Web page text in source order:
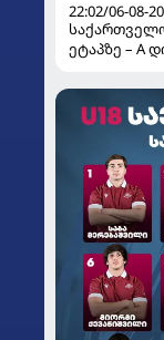
22:02/06-08-
ეტაპზე – A